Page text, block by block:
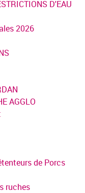
D'EAU
2026
AGGLO
de Porcs
ruches